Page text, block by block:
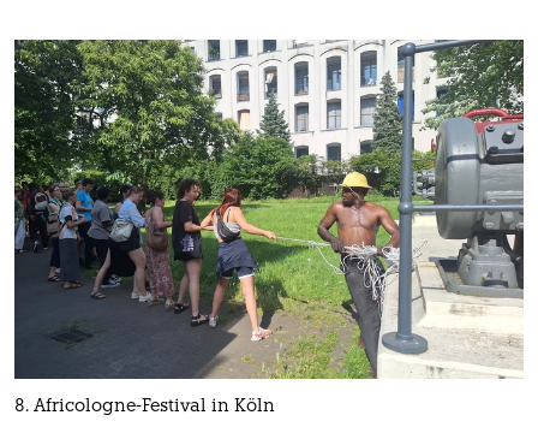
8. Africologne-Festival in Köln